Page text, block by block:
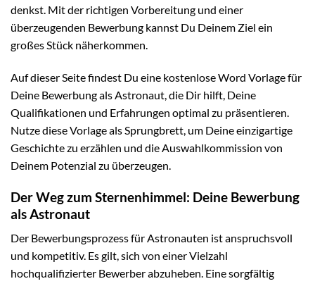
denkst. Mit der richtigen Vorbereitung und einer
überzeugenden Bewerbung kannst Du Deinem Ziel ein
großes Stück näherkommen.
Auf dieser Seite findest Du eine kostenlose Word Vorlage für
Deine Bewerbung als Astronaut, die Dir hilft, Deine
Qualifikationen und Erfahrungen optimal zu präsentieren.
Nutze diese Vorlage als Sprungbrett, um Deine einzigartige
Geschichte zu erzählen und die Auswahlkommission von
Deinem Potenzial zu überzeugen.
Der Weg zum Sternenhimmel: Deine Bewerbung
als Astronaut
Der Bewerbungsprozess für Astronauten ist anspruchsvoll
und kompetitiv. Es gilt, sich von einer Vielzahl
hochqualifizierter Bewerber abzuheben. Eine sorgfältig